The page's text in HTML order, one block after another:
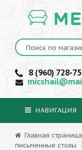
8 (960) 728-
НАВИГАЦИЯ
Главная страница
письменные столы